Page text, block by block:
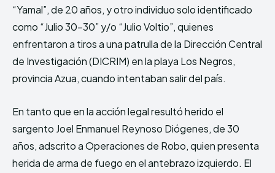
“Yamal”, de 20 años, y otro individuo solo identificado
como “Julio 30-30” y/o “Julio Voltio”, quienes
enfrentaron a tiros a una patrulla de la Dirección Central
de Investigación (DICRIM) en la playa Los Negros,
provincia Azua, cuando intentaban salir del país.
En tanto que en la acción legal resultó herido el
sargento Joel Enmanuel Reynoso Diógenes, de 30
años, adscrito a Operaciones de Robo, quien presenta
herida de arma de fuego en el antebrazo izquierdo. El